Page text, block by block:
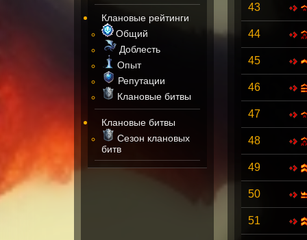
Клановые рейтинги
Общий
Доблесть
Опыт
Репутации
Клановые битвы
Клановые битвы
Сезон клановых
битв
43
44
45
46
47
48
49
50
51